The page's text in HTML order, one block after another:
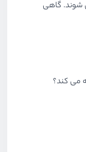
می شوند. گاهی